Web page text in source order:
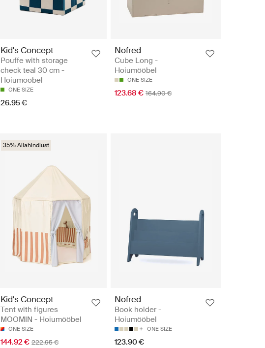
Kid's Concept
Pouffe with storage
check teal 30 cm -
Hoiumööbel
ONE SIZE
26.95 €
Nofred
Cube Long -
Hoiumööbel
ONE SIZE
123.68 € 164.90 €
35% Allahindlust
Kid's Concept
Tent with figures
MOOMIN - Hoiumööbel
ONE SIZE
144.92 € 222.95 €
Nofred
Book holder -
Hoiumööbel
ONE SIZE
123.90 €